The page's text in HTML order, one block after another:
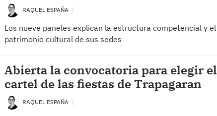
RAQUEL ESPAÑA
Los nueve paneles explican la estructura competencial y el
patrimonio cultural de sus sedes
Abierta la convocatoria para elegir el
cartel de las fiestas de Trapagaran
RAQUEL ESPAÑA